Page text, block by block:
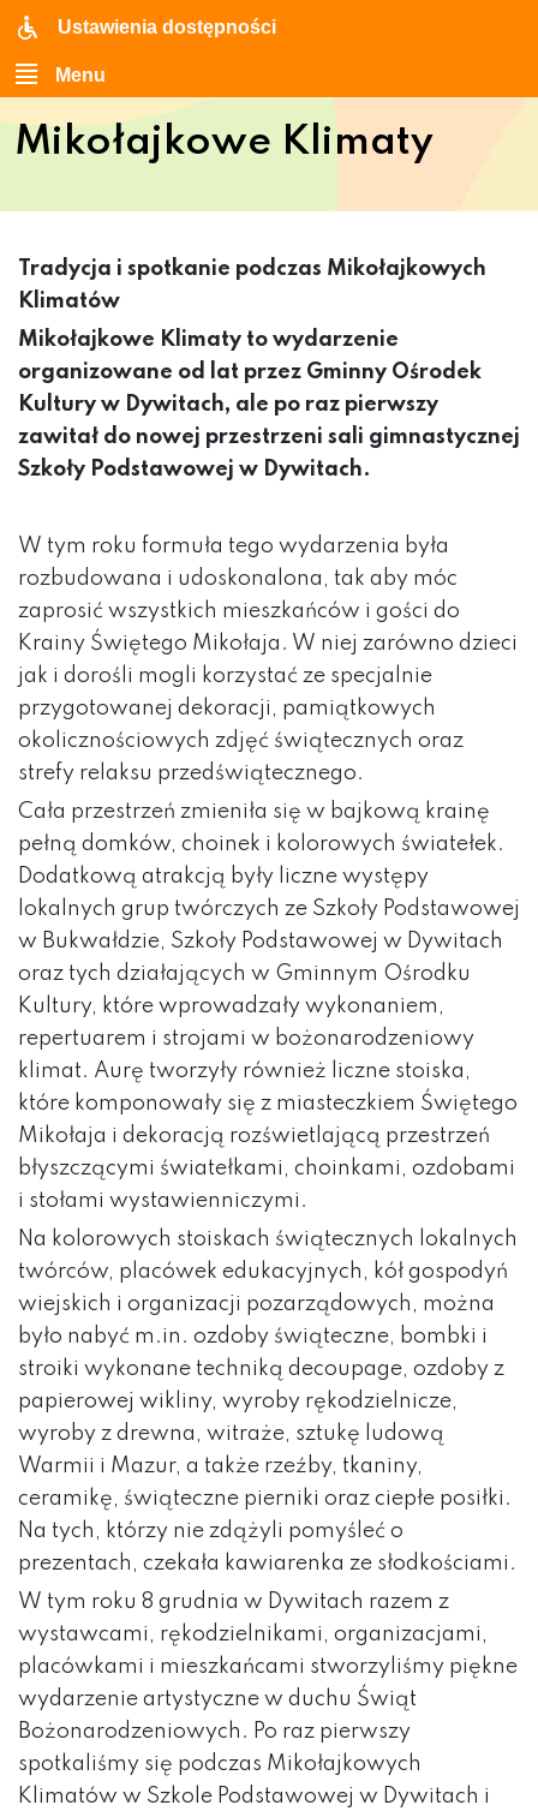
Ustawienia dostępności
Menu
Mikołajkowe Klimaty
Tradycja i spotkanie podczas Mikołajkowych
Klimatów
Mikołajkowe Klimaty to wydarzenie
organizowane od lat przez Gminny Ośrodek
Kultury w Dywitach, ale po raz pierwszy
zawitał do nowej przestrzeni sali gimnastycznej
Szkoły Podstawowej w Dywitach.
W tym roku formuła tego wydarzenia była
rozbudowana i udoskonalona, tak aby móc
zaprosić wszystkich mieszkańców i gości do
Krainy Świętego Mikołaja. W niej zarówno dzieci
jak i dorośli mogli korzystać ze specjalnie
przygotowanej dekoracji, pamiątkowych
okolicznościowych zdjęć świątecznych oraz
strefy relaksu przedświątecznego.
Cała przestrzeń zmieniła się w bajkową krainę
pełną domków, choinek i kolorowych światełek.
Dodatkową atrakcją były liczne występy
lokalnych grup twórczych ze Szkoły Podstawowej
w Bukwałdzie, Szkoły Podstawowej w Dywitach
oraz tych działających w Gminnym Ośrodku
Kultury, które wprowadzały wykonaniem,
repertuarem i strojami w bożonarodzeniowy
klimat. Aurę tworzyły również liczne stoiska,
które komponowały się z miasteczkiem Świętego
Mikołaja i dekoracją rozświetlającą przestrzeń
błyszczącymi światełkami, choinkami, ozdobami
i stołami wystawienniczymi.
Na kolorowych stoiskach świątecznych lokalnych
twórców, placówek edukacyjnych, kół gospodyń
wiejskich i organizacji pozarządowych, można
było nabyć m.in. ozdoby świąteczne, bombki i
stroiki wykonane techniką decoupage, ozdoby z
papierowej wikliny, wyroby rękodzielnicze,
wyroby z drewna, witraże, sztukę ludową
Warmii i Mazur, a także rzeźby, tkaniny,
ceramikę, świąteczne pierniki oraz ciepłe posiłki.
Na tych, którzy nie zdążyli pomyśleć o
prezentach, czekała kawiarenka ze słodkościami.
W tym roku 8 grudnia w Dywitach razem z
wystawcami, rękodzielnikami, organizacjami,
placówkami i mieszkańcami stworzyliśmy piękne
wydarzenie artystyczne w duchu Świąt
Bożonarodzeniowych. Po raz pierwszy
spotkaliśmy się podczas Mikołajkowych
Klimatów w Szkole Podstawowej w Dywitach i